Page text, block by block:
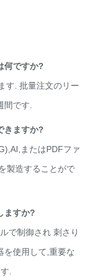
何ですか?
す. 批量注文のリー
間です.
きますか?
またはPDFファ
製造することがで
ますか?
で制御され 刺さり
を使用して,重要な
.